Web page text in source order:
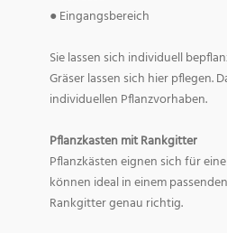
● Eingangsbereich
Sie lassen sich individuell
Gräser lassen sich hier pflegen.
individuellen Pflanzvorhaben.
Pflanzkasten mit Rankgitter
Pflanzkästen eignen sich für
können ideal in einem
Rankgitter genau richtig.